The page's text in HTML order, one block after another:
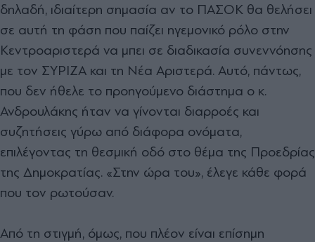
δηλαδή, ιδιαίτερη σημασία αν το ΠΑΣΟΚ θα θελήσει
σε αυτή τη φάση που παίζει ηγεμονικό ρόλο στην
Κεντροαριστερά να μπει σε διαδικασία συνεννόησης
με τον ΣΥΡΙΖΑ και τη Νέα Αριστερά. Aυτό, πάντως,
που δεν ήθελε το προηγούμενο διάστημα ο κ.
Ανδρουλάκης ήταν να γίνονται διαρροές και
συζητήσεις γύρω από διάφορα ονόματα,
επιλέγοντας τη θεσμική οδό στο θέμα της Προεδρίας
της Δημοκρατίας. «Στην ώρα του», έλεγε κάθε φορά
που τον ρωτούσαν.
Από τη στιγμή, όμως, που πλέον είναι επίσημη